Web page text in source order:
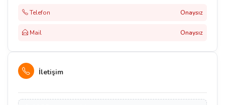
Telefon Onaysız
Mail Onaysız
İletişim